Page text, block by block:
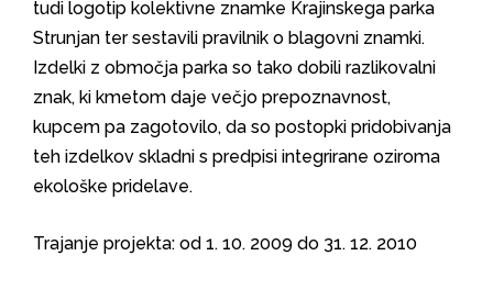
tudi logotip kolektivne znamke Krajinskega parka
Strunjan ter sestavili pravilnik o blagovni znamki.
Izdelki z območja parka so tako dobili razlikovalni
znak, ki kmetom daje večjo prepoznavnost,
kupcem pa zagotovilo, da so postopki pridobivanja
teh izdelkov skladni s predpisi integrirane oziroma
ekološke pridelave.
Trajanje projekta: od 1. 10. 2009 do 31. 12. 2010